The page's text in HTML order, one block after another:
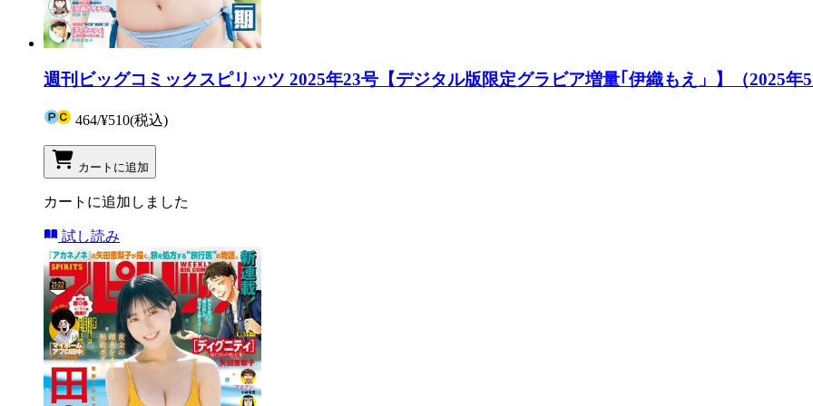
週刊ビッグコミックスピリッツ 2025年23号【デジタル版限定グラビア増量｢伊織もえ」】（2025年5
464/¥510(税込)
カートに追加
カートに追加しました
試し読み